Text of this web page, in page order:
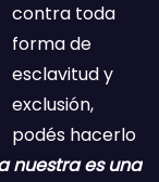
contra toda
forma de
esclavitud y
exclusión,
podés hacerlo
nuestra es una